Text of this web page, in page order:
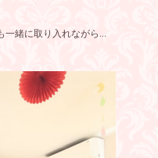
一緒に取り入れながら…